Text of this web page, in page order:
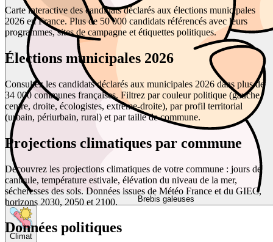
Brebis galeuses
Climat
Carte interactive des candidats déclarés aux élections municipales
2026 en France. Plus de 50 000 candidats référencés avec leurs
programmes, sites de campagne et étiquettes politiques.
Élections municipales 2026
Consultez les candidats déclarés aux municipales 2026 dans plus de
34 000 communes françaises. Filtrez par couleur politique (gauche,
centre, droite, écologistes, extrême-droite), par profil territorial
(urbain, périurbain, rural) et par taille de commune.
Projections climatiques par commune
Découvrez les projections climatiques de votre commune : jours de
canicule, température estivale, élévation du niveau de la mer,
sécheresses des sols. Données issues de Météo France et du GIEC,
horizons 2030, 2050 et 2100.
Données politiques